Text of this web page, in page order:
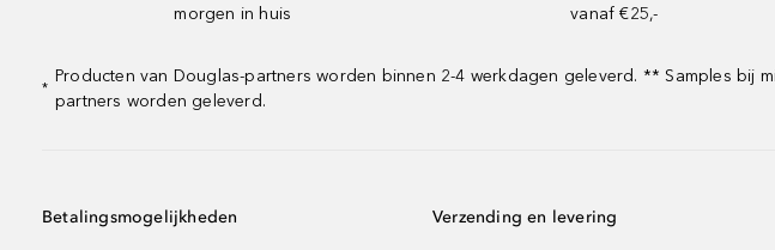
morgen in huis
vanaf €25,-
*
Producten van Douglas-partners worden binnen 2-4 werkdagen geleverd. ** Samples
partners worden geleverd.
Betalingsmogelijkheden Verzending en levering